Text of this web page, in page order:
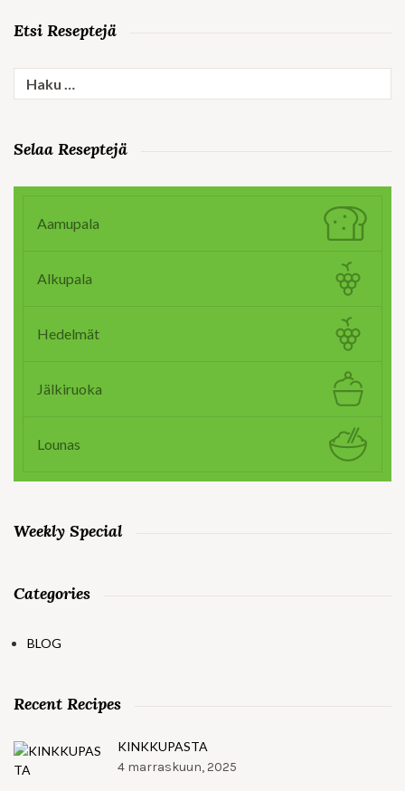
Etsi Reseptejä
Selaa Reseptejä
Aamupala
Alkupala
Hedelmät
Jälkiruoka
Lounas
Weekly Special
Categories
BLOG
Recent Recipes
KINKKUPASTA
4 marraskuun, 2025